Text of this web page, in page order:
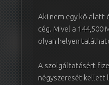
Aki nem egy kő alatt
cég. Mivel a 144,500
olyan helyen
A szolgáltatásért
négyszeresét kellett